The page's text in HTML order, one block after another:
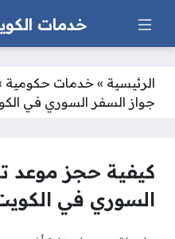
خدمات
الرئيسية » خدمات حكومية
جواز السفر السوري في
كيفية حجز موعد
السوري في